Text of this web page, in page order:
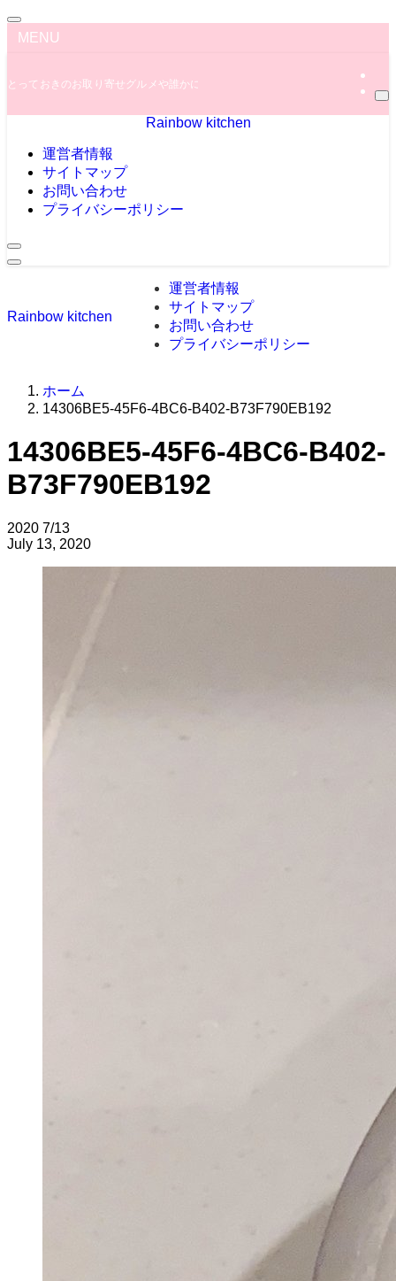
MENU
とっておきのお取り寄せグルメや誰かに教えたくなっちゃう秘密のグルメ情報
Rainbow kitchen
運営者情報
サイトマップ
お問い合わせ
プライバシーポリシー
Rainbow kitchen
運営者情報
サイトマップ
お問い合わせ
プライバシーポリシー
ホーム
14306BE5-45F6-4BC6-B402-B73F790EB192
14306BE5-45F6-4BC6-B402-
B73F790EB192
2020 7/13
July 13, 2020